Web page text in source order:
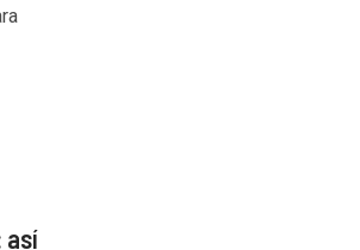
así